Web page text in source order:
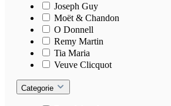
Joseph Guy
Moët & Chandon
O Donnell
Remy Martin
Tia Maria
Veuve Clicquot
Categorie